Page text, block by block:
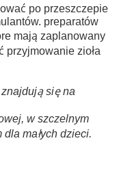
po przeszczepie
preparatów
mają zaplanowany
przyjmowanie zioła
się na
w szczelnym
małych dzieci.